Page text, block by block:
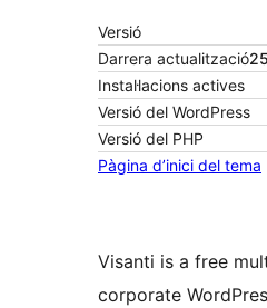
Versió
Darrera actualització
Instal·lacions actives
Versió del WordPress
Versió del PHP
Pàgina d’inici del tema
Visanti is a free
corporate